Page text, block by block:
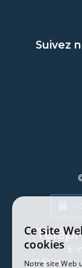
E-
C/ Església,
Suivez
Ce site
cookies
Notre site Web